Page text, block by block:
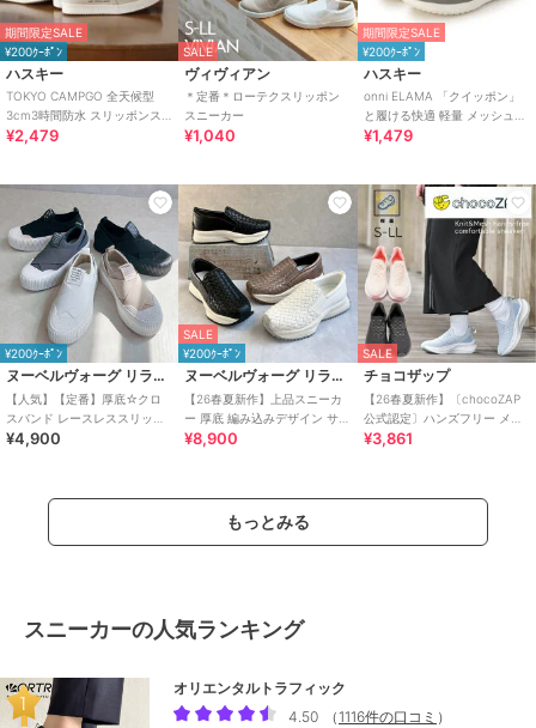
期間限定SALE
¥200ｸｰﾎﾟﾝ
ハスキー
TOKYO CAMPGO 全天候型
3cm3時間防水 スリッポンス
ニーカー
¥2,479
SALE
ヴィヴィアン
＊定番＊ローテクスリッポン
スニーカー
¥1,040
期間限定SALE
¥200ｸｰﾎﾟﾝ
ハスキー
onni ELAMA 「クイッポン」
と履ける快適 軽量 メッシュカ
ジュアルスリッポン
¥1,479
¥200ｸｰﾎﾟﾝ
ヌーベルヴォーグ リラックス
【人気】【定番】厚底☆クロ
スバンド レースレススリッポ
ン
¥4,900
SALE
¥200ｸｰﾎﾟﾝ
ヌーベルヴォーグ リラックス
【26春夏新作】上品スニーカ
ー 厚底 編み込みデザイン サイ
ドゴア スリッポンスニーカー
¥8,900
SALE
チョコザップ
【26春夏新作】〔chocoZAP
公式認定〕ハンズフリー メッ
シュニット スリッポン
¥3,861
もっとみる
スニーカーの人気ランキング
オリエンタルトラフィック
4.50
（ 1116件の口コミ ）